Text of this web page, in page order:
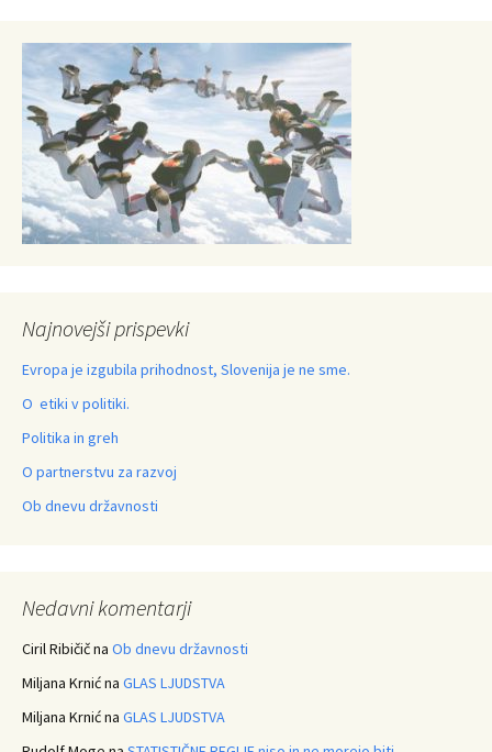
Najnovejši prispevki
Evropa je izgubila prihodnost, Slovenija je ne sme.
O etiki v politiki.
Politika in greh
O partnerstvu za razvoj
Ob dnevu državnosti
Nedavni komentarji
Ciril Ribičična Ob dnevu državnosti
Miljana Krnićna GLAS LJUDSTVA
Miljana Krnićna GLAS LJUDSTVA